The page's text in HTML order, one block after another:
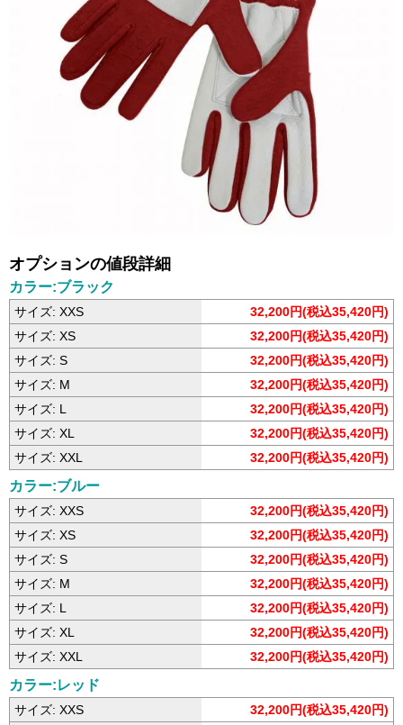
オプションの値段詳細
カラー:ブラック
サイズ: XXS
32,200円(税込35,420円)
サイズ: XS
32,200円(税込35,420円)
サイズ: S
32,200円(税込35,420円)
サイズ: M
32,200円(税込35,420円)
サイズ: L
32,200円(税込35,420円)
サイズ: XL
32,200円(税込35,420円)
サイズ: XXL
32,200円(税込35,420円)
カラー:ブルー
サイズ: XXS
32,200円(税込35,420円)
サイズ: XS
32,200円(税込35,420円)
サイズ: S
32,200円(税込35,420円)
サイズ: M
32,200円(税込35,420円)
サイズ: L
32,200円(税込35,420円)
サイズ: XL
32,200円(税込35,420円)
サイズ: XXL
32,200円(税込35,420円)
カラー:レッド
サイズ: XXS
32,200円(税込35,420円)